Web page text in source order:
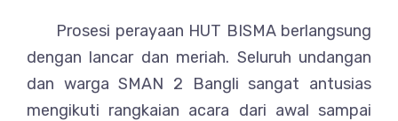
Prosesi perayaan HUT BISMA berlangsung
dengan lancar dan meriah. Seluruh undangan
dan warga SMAN 2 Bangli sangat antusias
mengikuti rangkaian acara dari awal sampai